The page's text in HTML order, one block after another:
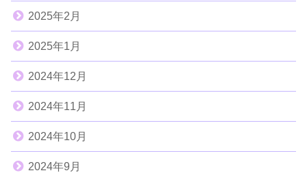
2025年2月
2025年1月
2024年12月
2024年11月
2024年10月
2024年9月